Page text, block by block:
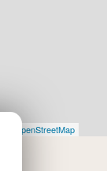
© OpenStreetMap